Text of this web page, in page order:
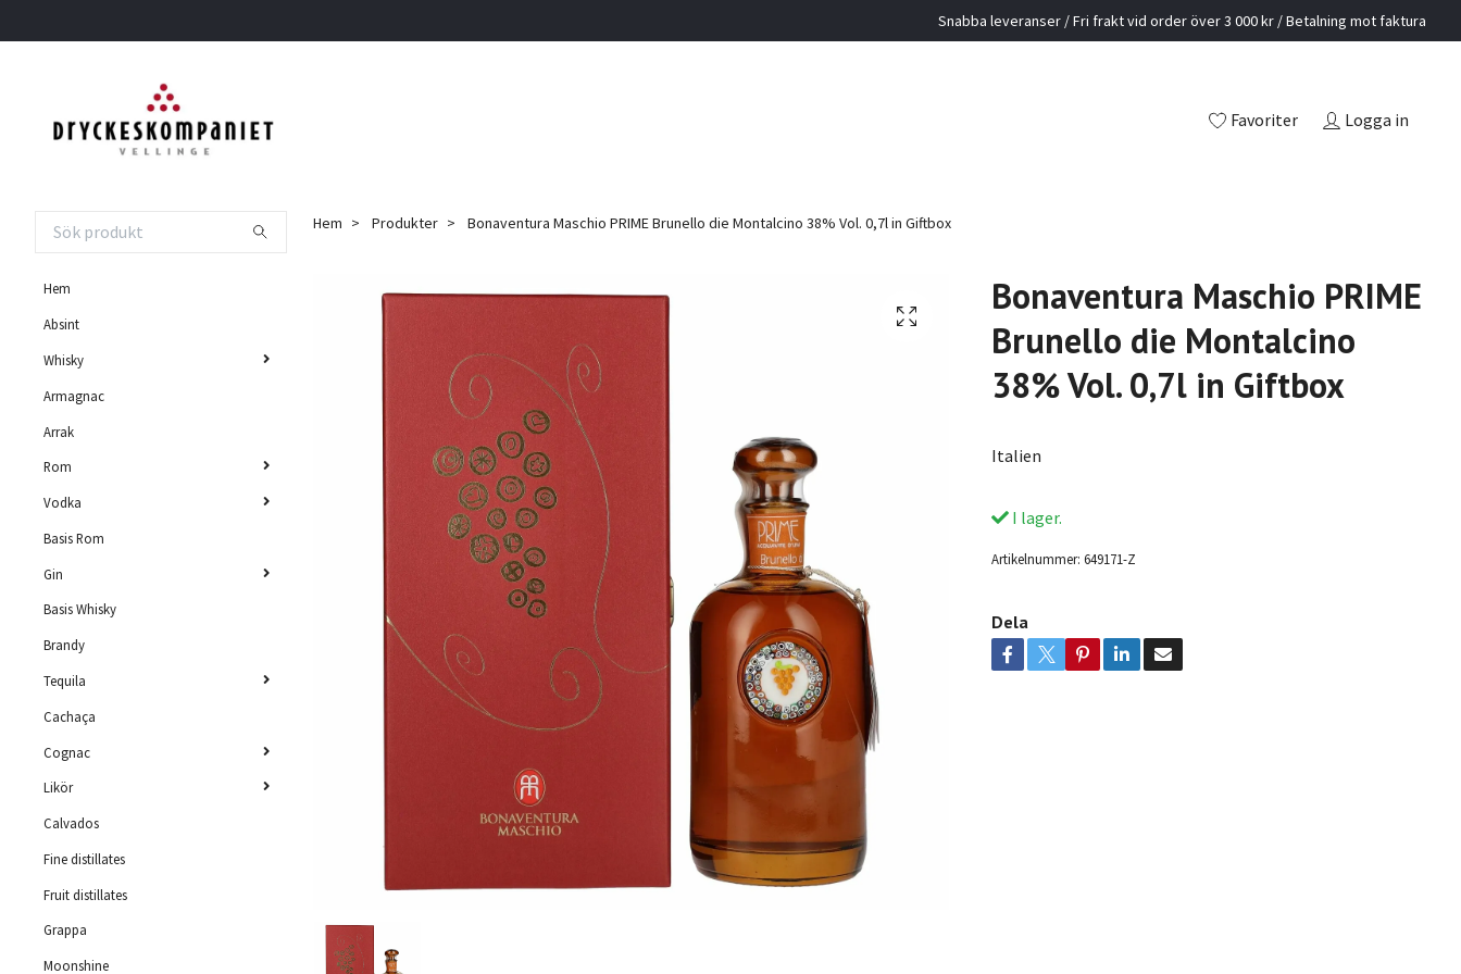
Snabba leveranser / Fri frakt vid order över 3 000 kr / Betalning mot faktura
Favoriter Logga in
Hem
Absint
Whisky
Armagnac
Arrak
Rom
Vodka
Basis Rom
Gin
Basis Whisky
Brandy
Tequila
Cachaça
Cognac
Likör
Calvados
Fine distillates
Fruit distillates
Grappa
Moonshine
Hem Produkter Bonaventura Maschio PRIME Brunello die Montalcino 38% Vol. 0,7l in Giftbox
Bonaventura Maschio PRIME
Brunello die Montalcino
38% Vol. 0,7l in Giftbox
Italien
I lager.
Artikelnummer: 649171-Z
Dela